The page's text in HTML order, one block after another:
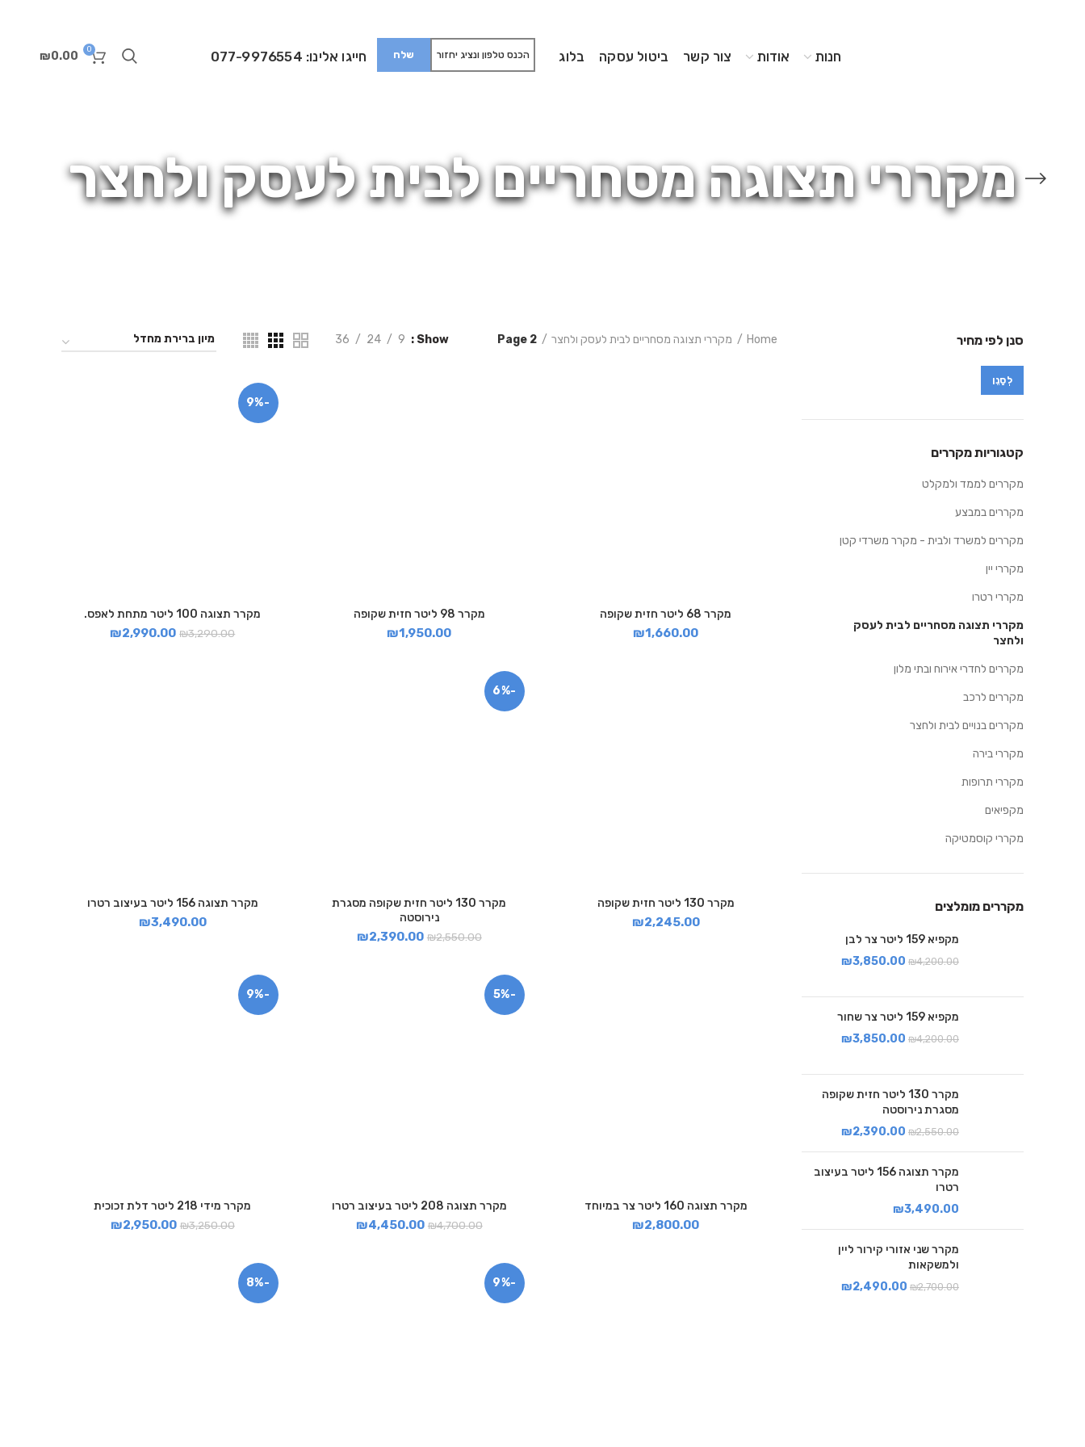
חנות אודות צור קשר ביטול עסקה בלוג חייגו אלינו: 077-9976554 0
₪0.00
מקררי תצוגה מסחריים לבית לעסק ולחצר
Home מקררי תצוגה מסחריים לבית לעסק ולחצר Page 2
Show
9
24
36
מקרר 68 ליטר חזית שקופה
₪1,660.00
מקרר 98 ליטר חזית שקופה
₪1,950.00
-9%
מקרר תצוגה 100 ליטר מתחת לאפס.
₪3,290.00
₪2,990.00
מקרר 130 ליטר חזית שקופה
₪2,245.00
-6%
מקרר 130 ליטר חזית שקופה מסגרת
נירוסטה
₪2,550.00
₪2,390.00
מקרר תצוגה 156 ליטר בעיצוב רטרו
₪3,490.00
מקרר תצוגה 160 ליטר צר במיוחד
₪2,800.00
-5%
מקרר תצוגה 208 ליטר בעיצוב רטרו
₪4,700.00
₪4,450.00
-9%
מקרר מידי 218 ליטר דלת זכוכית
₪3,250.00
₪2,950.00
-9%
-8%
סנן לפי מחיר
לְסַנֵן
קטגוריות מקררים
מקררים לממד ולמקלט
מקררים במבצע
מקררים למשרד ולבית - מקרר משרדי קטן
מקררי יין
מקררי רטרו
מקררי תצוגה מסחריים לבית לעסק
ולחצר
מקררים לחדרי אירוח ובתי מלון
מקררים לרכב
מקררים בנויים לבית ולחצר
מקררי בירה
מקררי תרופות
מקפיאים
מקררי קוסמטיקה
מקררים מומלצים
מקפיא 159 ליטר צר לבן
₪4,200.00
₪3,850.00
מקפיא 159 ליטר צר שחור
₪4,200.00
₪3,850.00
מקרר 130 ליטר חזית שקופה
מסגרת נירוסטה
₪2,550.00
₪2,390.00
מקרר תצוגה 156 ליטר בעיצוב
רטרו
₪3,490.00
מקרר שני אזורי קירור ליין
ולמשקאות
₪2,700.00
₪2,490.00